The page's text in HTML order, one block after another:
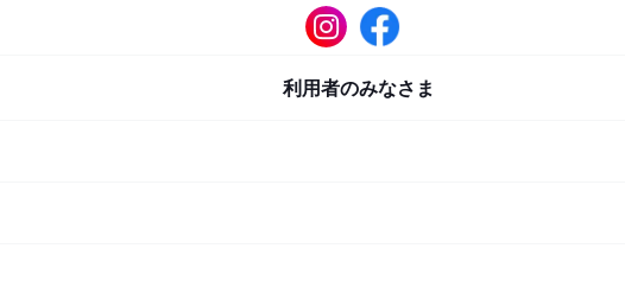
利用者のみなさま